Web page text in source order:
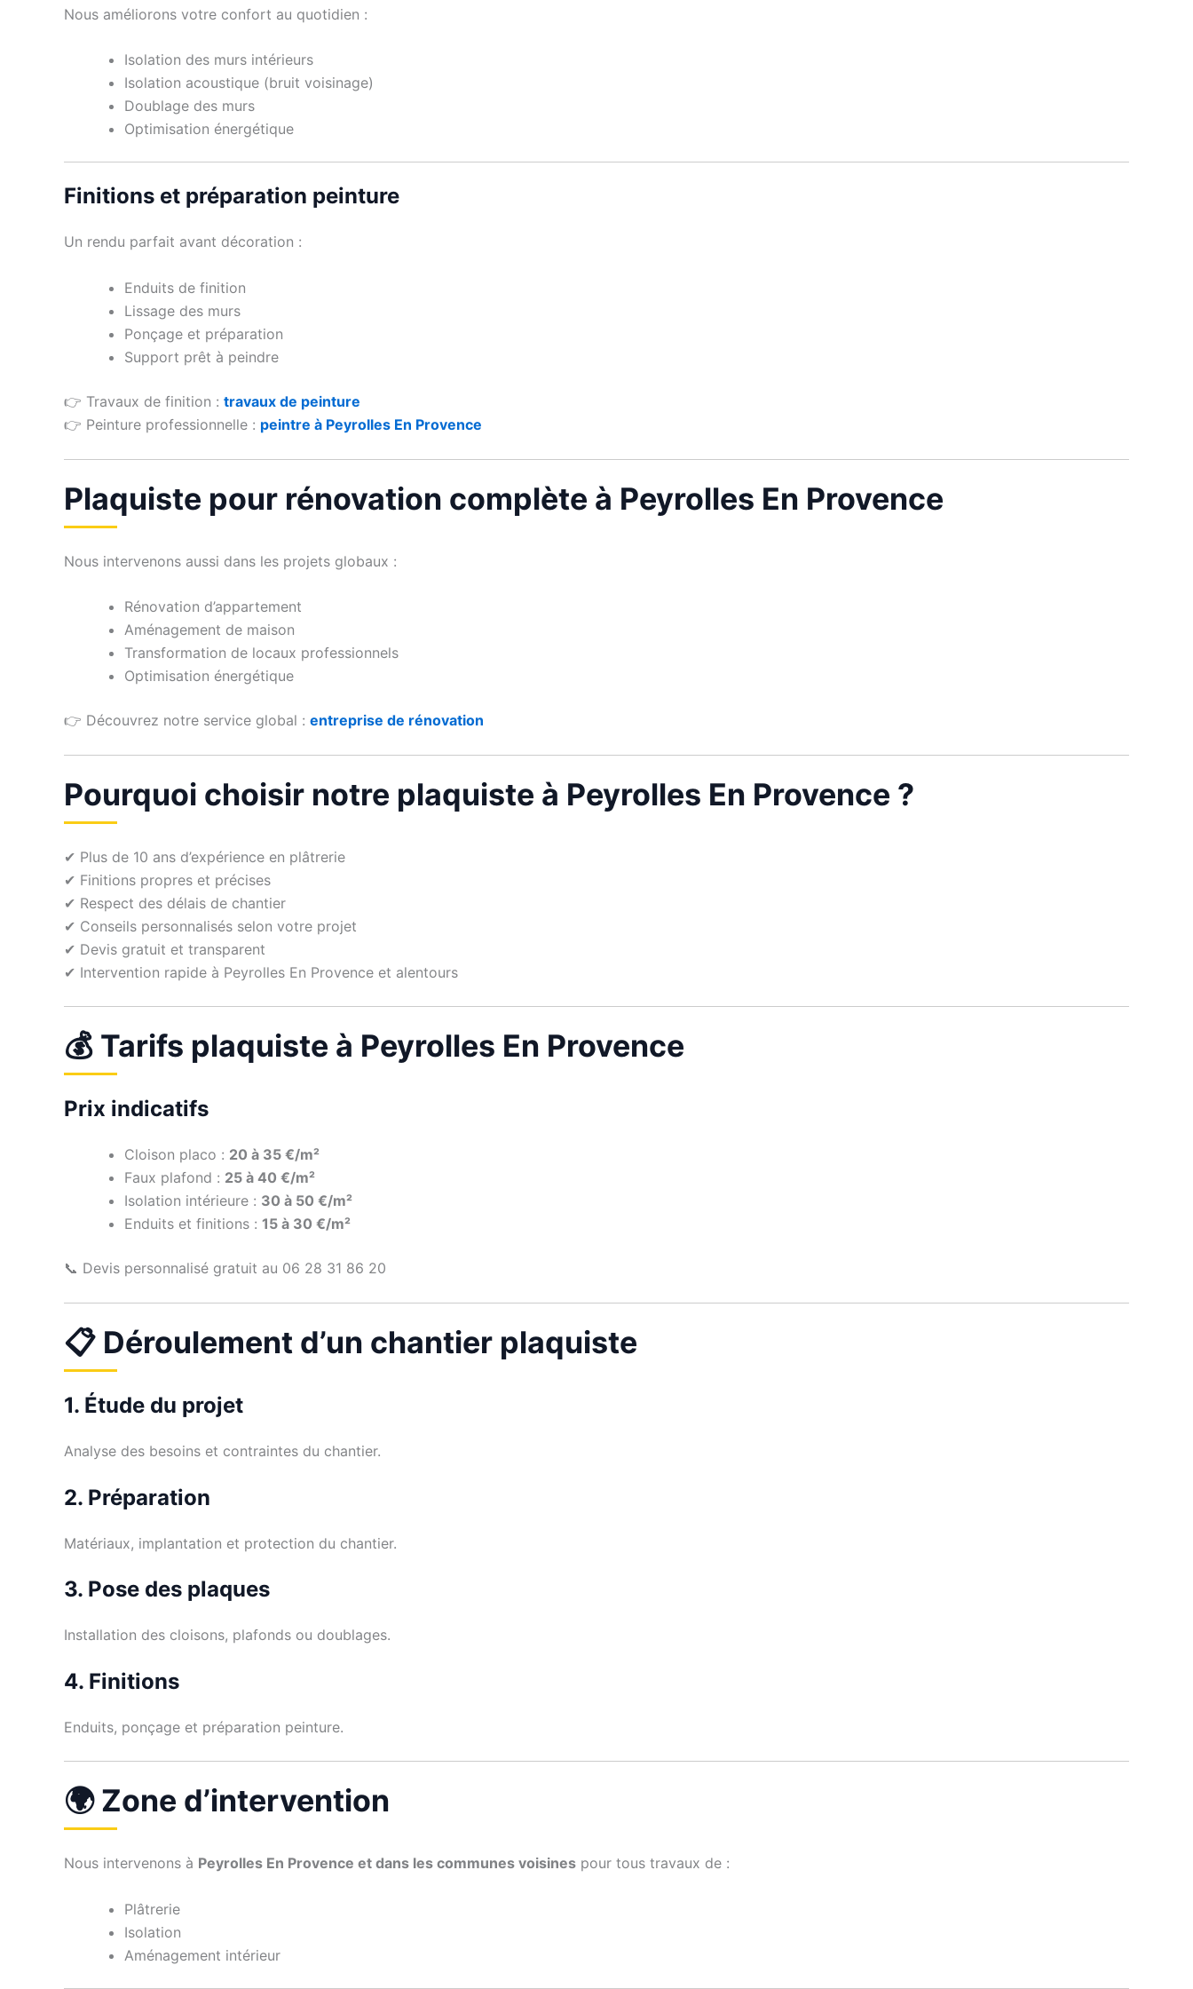
Nous améliorons votre confort au quotidien :
Isolation des murs intérieurs
Isolation acoustique (bruit voisinage)
Doublage des murs
Optimisation énergétique
Finitions et préparation peinture
Un rendu parfait avant décoration :
Enduits de finition
Lissage des murs
Ponçage et préparation
Support prêt à peindre
👉 Travaux de finition : travaux de peinture
👉 Peinture professionnelle : peintre à Peyrolles En Provence
Plaquiste pour rénovation complète à Peyrolles En Provence
Nous intervenons aussi dans les projets globaux :
Rénovation d’appartement
Aménagement de maison
Transformation de locaux professionnels
Optimisation énergétique
👉 Découvrez notre service global : entreprise de rénovation
Pourquoi choisir notre plaquiste à Peyrolles En Provence ?
✔ Plus de 10 ans d’expérience en plâtrerie
✔ Finitions propres et précises
✔ Respect des délais de chantier
✔ Conseils personnalisés selon votre projet
✔ Devis gratuit et transparent
✔ Intervention rapide à Peyrolles En Provence et alentours
💰 Tarifs plaquiste à Peyrolles En Provence
Prix indicatifs
Cloison placo : 20 à 35 €/m²
Faux plafond : 25 à 40 €/m²
Isolation intérieure : 30 à 50 €/m²
Enduits et finitions : 15 à 30 €/m²
📞 Devis personnalisé gratuit au 06 28 31 86 20
📋 Déroulement d’un chantier plaquiste
1. Étude du projet
Analyse des besoins et contraintes du chantier.
2. Préparation
Matériaux, implantation et protection du chantier.
3. Pose des plaques
Installation des cloisons, plafonds ou doublages.
4. Finitions
Enduits, ponçage et préparation peinture.
🌍 Zone d’intervention
Nous intervenons à Peyrolles En Provence et dans les communes voisines pour tous travaux de :
Plâtrerie
Isolation
Aménagement intérieur